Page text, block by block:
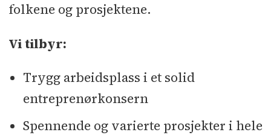
folkene og prosjektene.
Vi tilbyr:
Trygg arbeidsplass i et solid
entreprenørkonsern
Spennende og varierte prosjekter i hele